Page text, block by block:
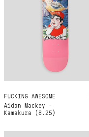
FUCKING AWESOME
Aidan Mackey -
Kamakura (8.25)
8.25